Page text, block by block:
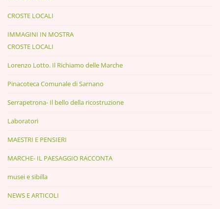
CROSTE LOCALI
IMMAGINI IN MOSTRA
CROSTE LOCALI
Lorenzo Lotto. Il Richiamo delle Marche
Pinacoteca Comunale di Sarnano
Serrapetrona- Il bello della ricostruzione
Laboratori
MAESTRI E PENSIERI
MARCHE- IL PAESAGGIO RACCONTA
musei e sibilla
NEWS E ARTICOLI